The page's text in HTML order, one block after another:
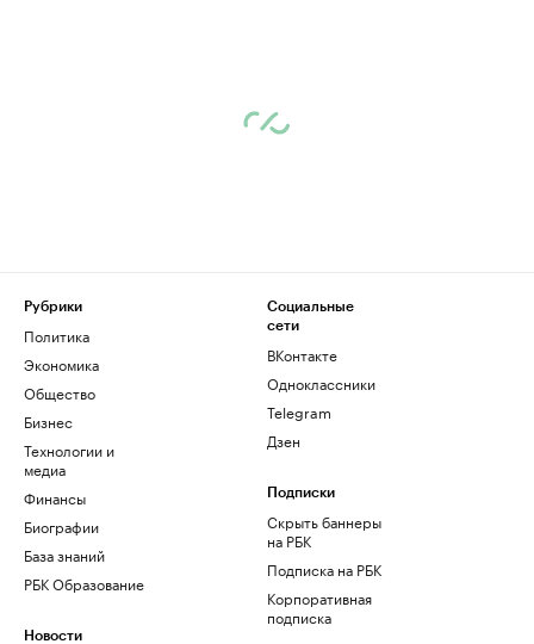
Рубрики
Политика
Экономика
Общество
Бизнес
Технологии и
медиа
Финансы
Биографии
База знаний
РБК Образование
Новости
Социальные
сети
ВКонтакте
Одноклассники
Telegram
Дзен
Подписки
Скрыть баннеры
на РБК
Подписка на РБК
Корпоративная
подписка